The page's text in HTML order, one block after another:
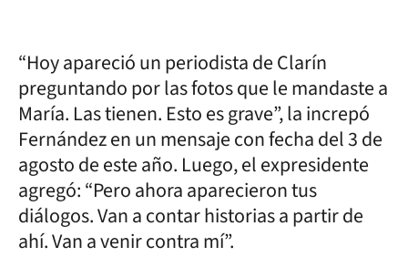
“Hoy apareció un periodista de Clarín
preguntando por las fotos que le mandaste a
María. Las tienen. Esto es grave”, la increpó
Fernández en un mensaje con fecha del 3 de
agosto de este año. Luego, el expresidente
agregó: “Pero ahora aparecieron tus
diálogos. Van a contar historias a partir de
ahí. Van a venir contra mí”.